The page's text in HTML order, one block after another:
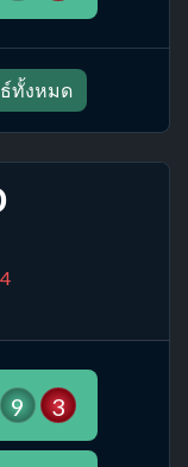
ทั้งหมด
9 3